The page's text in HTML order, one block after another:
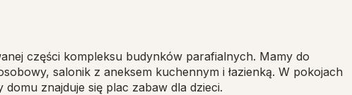
części kompleksu budynków parafialnych. Mamy do
salonik z aneksem kuchennym i łazienką. W pokojach
znajduje się plac zabaw dla dzieci.